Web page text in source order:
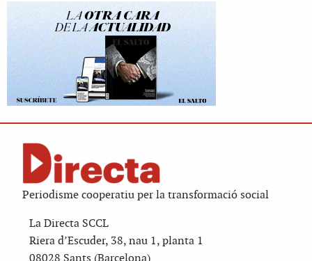
Periodisme cooperatiu per la transformació social
La Directa SCCL
Riera d’Escuder, 38, nau 1, planta 1